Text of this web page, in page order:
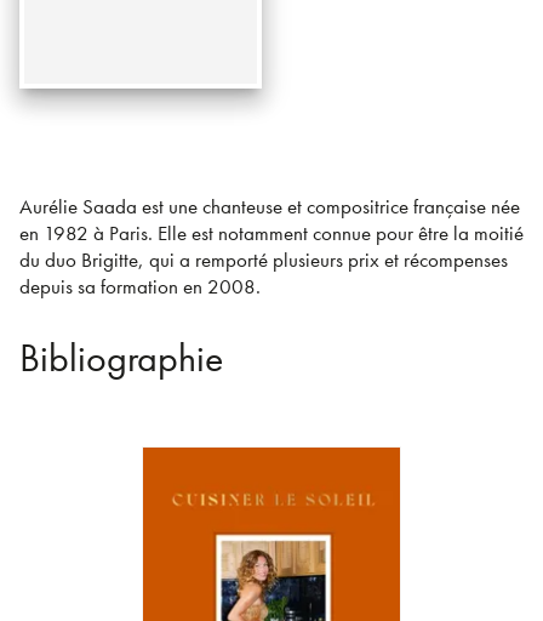
Aurélie Saada est une chanteuse et compositrice française née
en 1982 à Paris. Elle est notamment connue pour être la moitié
du duo Brigitte, qui a remporté plusieurs prix et récompenses
depuis sa formation en 2008.
Bibliographie